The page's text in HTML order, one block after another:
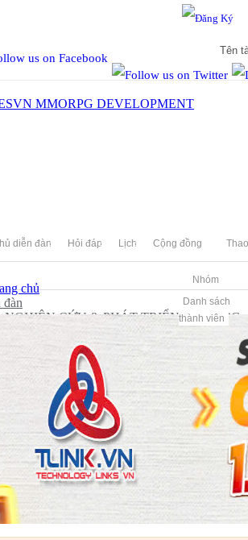
diễn đàn Hỏi đáp Lịch Cộng đồng
Nhóm
Danh sách
thành viên
đàn
NGHIÊN CỨU & PHÁT TRIỂN MMORPG
Server